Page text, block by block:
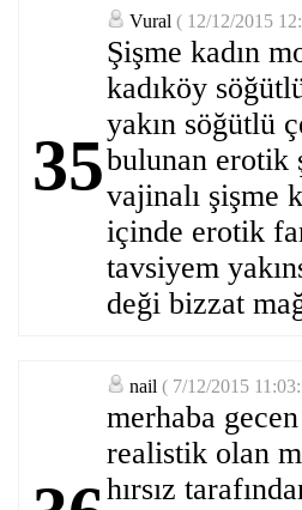
35
Vural ( 12/12/2015
Şişme kadın
kadıköy
yakın söğütlü
bulunan erotik
vajinalı şişme
içinde erotik
tavsiyem
deği bizzat
nail ( 7/12/2015
merhaba
realistik olan
hırsız